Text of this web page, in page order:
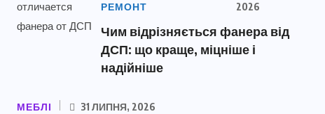
РЕМОНТ
2026
Чим відрізняється фанера від
ДСП: що краще, міцніше і
надійніше
МЕБЛІ 31 ЛИПНЯ, 2026